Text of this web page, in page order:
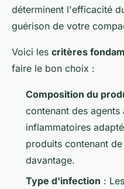
déterminent l'efficacité
guérison de votre
Voici les critères
faire le bon choix :
Composition du
contenant des
inflammatoires
produits contenant
davantage.
Type d'infection :